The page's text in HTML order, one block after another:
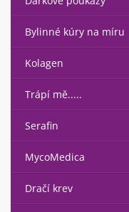
Bylinné kúry na míru
Kolagen
Trápí mě.....
Serafin
MycoMedica
Dračí krev